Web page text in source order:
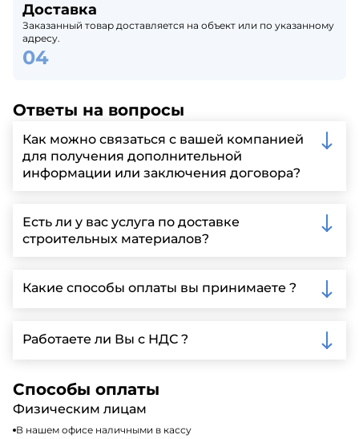
Доставка
Заказанный товар доставляется на объект или по указанному
адресу.
Ответы на вопросы
Как можно связаться с вашей компанией
для получения дополнительной
информации или заключения договора?
запрос через нашу официальную почту или
заполнить форму на нашем сайте для более
детальной информации и организации встречи.
Есть ли у вас услуга по доставке
строительных материалов?
Ленинградской области, у нас собственный
автопарк, для обеспечения быстрой и надежной
Какие способы оплаты вы принимаете ?
включая наличные, банковские переводы,
кредитные карты. Подробную информацию о
Работаете ли Вы с НДС ?
налогообложения, т.е с НДС 20%
Способы оплаты
Физическим лицам
В нашем офисе наличными в кассу